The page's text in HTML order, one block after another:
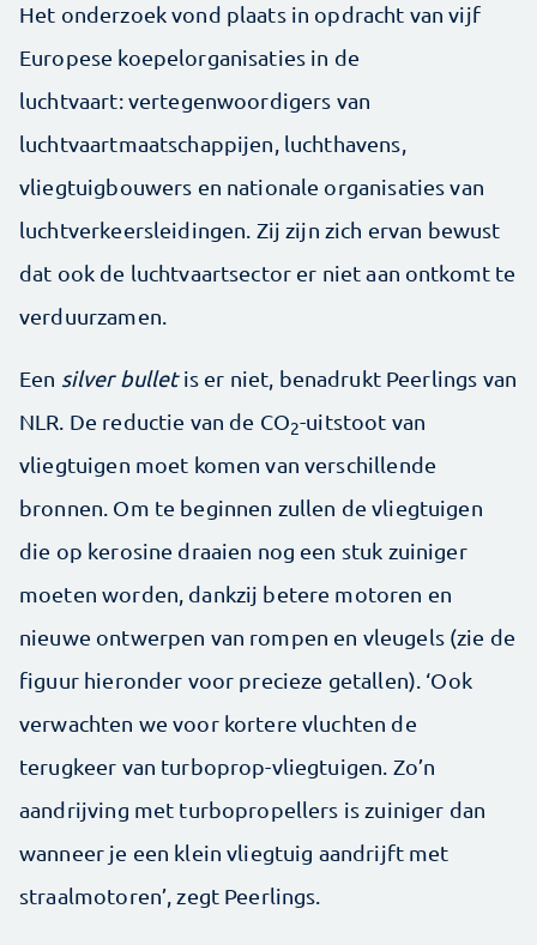
Het onderzoek vond plaats in opdracht van vijf
Europese koepelorganisaties in de
luchtvaart: vertegenwoordigers van
luchtvaartmaatschappijen, luchthavens,
vliegtuigbouwers en nationale organisaties van
luchtverkeersleidingen. Zij zijn zich ervan bewust
dat ook de luchtvaartsector er niet aan ontkomt te
verduurzamen.
Een silver bulletis er niet, benadrukt Peerlings van
NLR. De reductie van de CO2-uitstoot van
vliegtuigen moet komen van verschillende
bronnen. Om te beginnen zullen de vliegtuigen
die op kerosine draaien nog een stuk zuiniger
moeten worden, dankzij betere motoren en
nieuwe ontwerpen van rompen en vleugels (zie de
figuur hieronder voor precieze getallen). ‘Ook
verwachten we voor kortere vluchten de
terugkeer van turboprop-vliegtuigen. Zo’n
aandrijving met turbopropellers is zuiniger dan
wanneer je een klein vliegtuig aandrijft met
straalmotoren’, zegt Peerlings.